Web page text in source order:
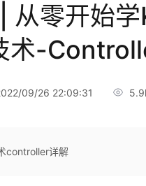
| 从零开始
术-
09/26 22:09:31
controller详解